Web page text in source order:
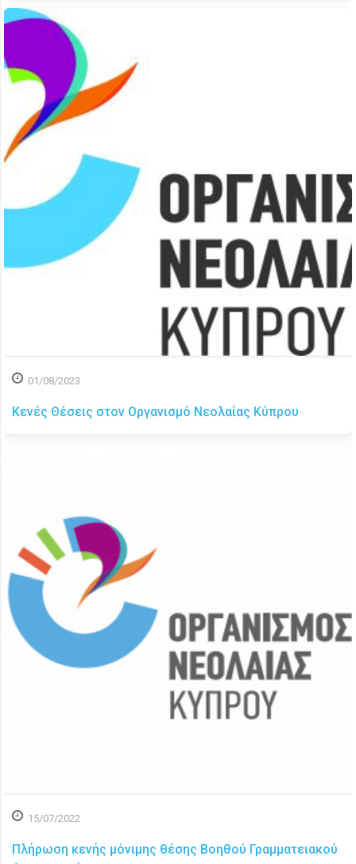
01/08/2023
Κενές Θέσεις στον Οργανισμό Νεολαίας Κύπρου
15/07/2022
Πλήρωση κενής μόνιμης θέσης Βοηθού Γραμματειακού